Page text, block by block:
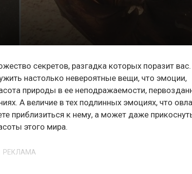
секретов, разгадка которых поразит вас.
настолько невероятные вещи, что эмоции,
природы в ее неподражаемости,
А величие в тех подлинных эмоциях, что
приблизиться к нему, а может даже
этого мира.
РЕКЛАМА